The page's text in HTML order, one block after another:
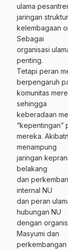
ulama
jaringan struktur
kelembagaan
Sebagai
organisasi
penting.
Tetapi peran
berpengaruh
komunitas
sehingga
keberadaan
“kepentingan”
mereka.
menampung
jaringan
belakang
dan
internal NU
dan peran
hubungan NU
dengan
Masyumi dan
perkembangan